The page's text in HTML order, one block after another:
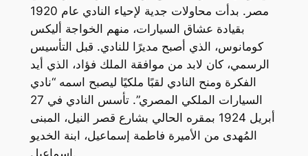
مصر. بدأت محاولات جدية لإحياء النادي عام 1920
بقيادة عشاق السيارات، منهم الخواجة أليكس
كومانوس، الذي أصبح مديرًا للنادي. قبل التأسيس
الرسمي، كان لابد من موافقة الملك فؤاد، الذي أيد
الفكرة ومنح النادي لقبًا ملكيًا ليصبح اسمه “نادي
السيارات الملكي المصري”. تأسس النادي في 27
أبريل 1924 بمقره الحالي بشارع قصر النيل، المبنى
المُهدى من الأميرة فاطمة إسماعيل، ابنة الخديو
إسماعيل.